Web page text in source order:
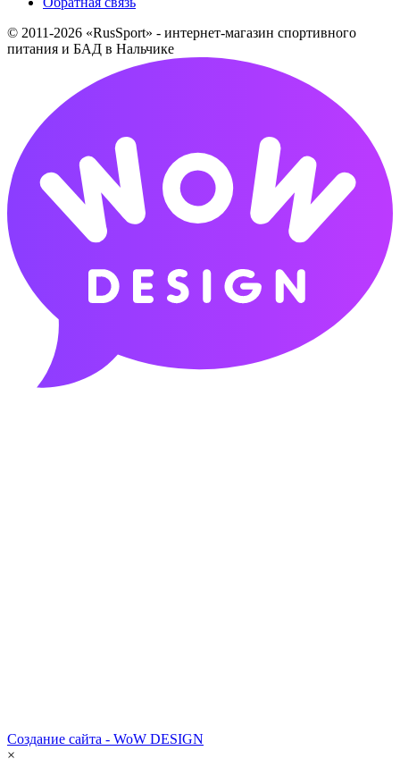
© 2011-2026 «RusSport» - интернет-магазин спортивного
питания и БАД в Нальчике
Создание сайта - WoW DESIGN
×